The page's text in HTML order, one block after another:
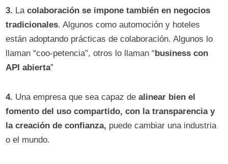
3. Lacolaboración se impone también en negocios
tradicionales. Algunos como automoción y hoteles
están adoptando prácticas de colaboración. Algunos lo
llaman “coo-petencia”, otros lo llaman “business con
API abierta”
4. Una empresa que sea capaz dealinear bien el
fomento del uso compartido, con la transparencia y
la creación de confianza, puede cambiar una industria
o el mundo.